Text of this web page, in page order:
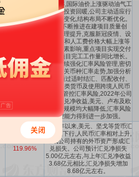
-188.14%
～-158.43%
2022年,国际油价上涨驱动油气工
程领域投资回暖,公司主动适应行
业市场变化,结构布局不断优化。
公司不断推进在建项目质量创
优、管理提升,克服新冠疫情、设
备材料和人工费价格大幅上涨等
不利因素影响,重点项目实现交付
预期,项目完工工作量同比增长。
公司持续强化汇率风险管理,密切
跟踪相关币种汇率走势,加强分析
研判,通过适时结汇、匹配收付、
严控二类货币及使用跨境人民币
等方式管控汇率风险,2022年公司
形成汇兑净收益,美元、卢布及欧
元敞口规模均大幅降低,汇率风险
防控能力得到进一步加强。
119.96%
2017年以来,美元、坚戈等货币汇
率持续下行,人民币汇率相对上升,
造成公司持有的外币资产形成汇
兑损失。公司预计汇兑净损失
5.00亿元左右,与上年汇兑净收益
3.68亿元相比,汇兑净损失增加
8.68亿元左右。